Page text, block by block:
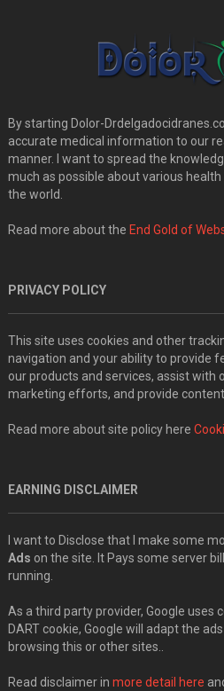
By starting Dolor-
accurate medical information to our
manner. I want to spread the
much as possible about various
the world.
Read more about the End Gold of
PRIVACY POLICY
This site uses cookies and other
navigation and your ability to provide
our products and services, assist with
marketing efforts, and provide
Read more about site policy here
EARNING DISCLAIMER
I want to Disclose that I make some
Ads on the site. It Pays some server
running.
As a third party provider, Google uses
DART cookie, Google will adapt the
browsing this or other sites..
Read disclaimer in more detail here